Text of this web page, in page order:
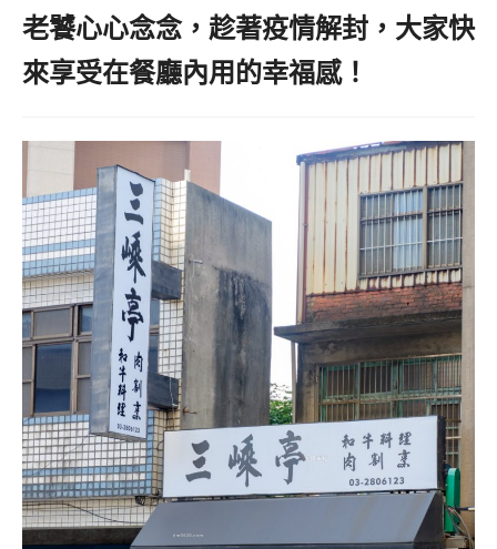
老饕心心念念，趁著疫情解封，大家快
來享受在餐廳內用的幸福感！